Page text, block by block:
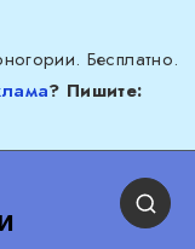
Бесплатно.
? Пишите: